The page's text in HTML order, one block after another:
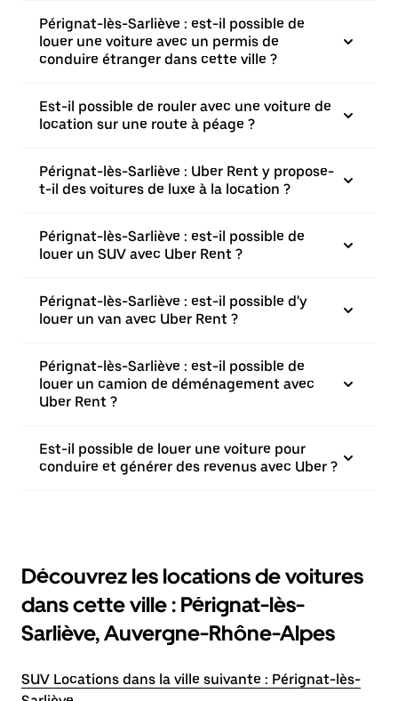
Pérignat-lès-Sarliève : est-il possible de
louer une voiture avec un permis de
conduire étranger dans cette ville ?
Est-il possible de rouler avec une voiture de
location sur une route à péage ?
Pérignat-lès-Sarliève : Uber Rent y propose-
t-il des voitures de luxe à la location ?
Pérignat-lès-Sarliève : est-il possible de
louer un SUV avec Uber Rent ?
Pérignat-lès-Sarliève : est-il possible d'y
louer un van avec Uber Rent ?
Pérignat-lès-Sarliève : est-il possible de
louer un camion de déménagement avec
Uber Rent ?
Est-il possible de louer une voiture pour
conduire et générer des revenus avec Uber ?
Découvrez les locations de voitures
dans cette ville : Pérignat-lès-
Sarliève, Auvergne-Rhône-Alpes
SUV Locations dans la ville suivante : Pérignat-lès-